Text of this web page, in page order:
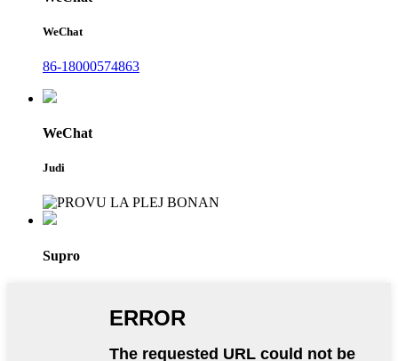
WeChat
86-18000574863
WeChat
Judi
Supro